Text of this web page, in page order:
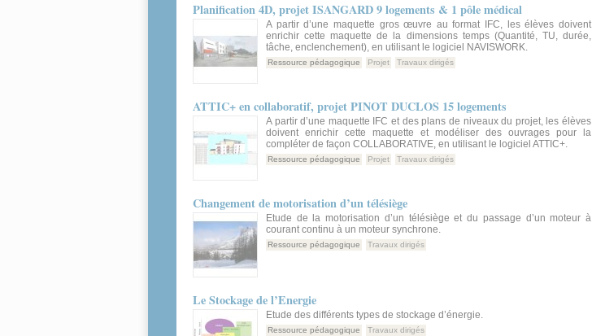
Planification 4D, projet ISANGARD 9 logements & 1 pôle médical
A partir d’une maquette gros œuvre au format IFC, les élèves doivent
enrichir cette maquette de la dimensions temps (Quantité, TU, durée,
tâche, enclenchement), en utilisant le logiciel NAVISWORK.
Ressource pédagogique Projet Travaux dirigés
ATTIC+ en collaboratif, projet PINOT DUCLOS 15 logements
A partir d’une maquette IFC et des plans de niveaux du projet, les élèves
doivent enrichir cette maquette et modéliser des ouvrages pour la
compléter de façon COLLABORATIVE, en utilisant le logiciel ATTIC+.
Ressource pédagogique Projet Travaux dirigés
Changement de motorisation d’un télésiège
Etude de la motorisation d’un télésiège et du passage d’un moteur à
courant continu à un moteur synchrone.
Ressource pédagogique Travaux dirigés
Le Stockage de l’Energie
Etude des différents types de stockage d’énergie.
Ressource pédagogique Travaux dirigés